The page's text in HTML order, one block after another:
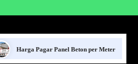
Harga Pagar Panel Beton per Meter